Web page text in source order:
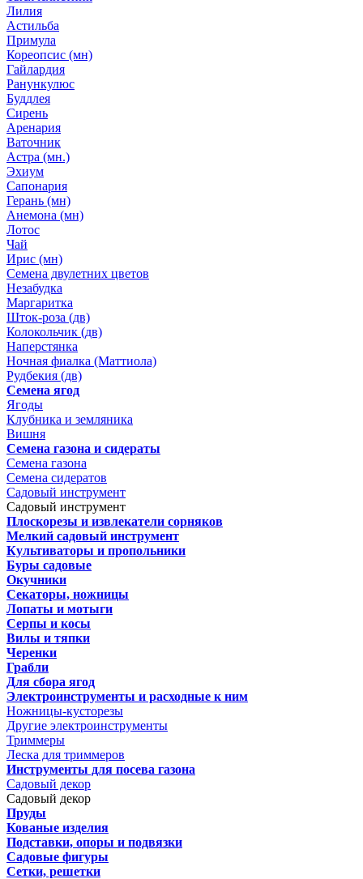
Лилия
Астильба
Примула
Кореопсис (мн)
Гайлардия
Ранункулюс
Буддлея
Сирень
Аренария
Ваточник
Астра (мн.)
Эхиум
Сапонария
Герань (мн)
Анемона (мн)
Лотос
Чай
Ирис (мн)
Семена двулетних цветов
Незабудка
Маргаритка
Шток-роза (дв)
Колокольчик (дв)
Наперстянка
Ночная фиалка (Маттиола)
Рудбекия (дв)
Семена ягод
Ягоды
Клубника и земляника
Вишня
Семена газона и сидераты
Семена газона
Семена сидератов
Садовый инструмент
Садовый инструмент
Плоскорезы и извлекатели сорняков
Мелкий садовый инструмент
Культиваторы и пропольники
Буры садовые
Окучники
Секаторы, ножницы
Лопаты и мотыги
Серпы и косы
Вилы и тяпки
Черенки
Грабли
Для сбора ягод
Электроинструменты и расходные к ним
Ножницы-кусторезы
Другие электроинструменты
Триммеры
Леска для триммеров
Инструменты для посева газона
Садовый декор
Садовый декор
Пруды
Кованые изделия
Подставки, опоры и подвязки
Садовые фигуры
Сетки, решетки